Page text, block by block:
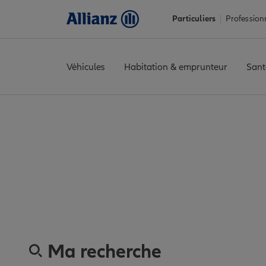
Particuliers
Véhicules Habitation & emprunteur
Ma recherche